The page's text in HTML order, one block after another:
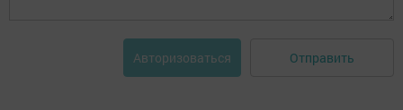
Авторизоваться Отправить